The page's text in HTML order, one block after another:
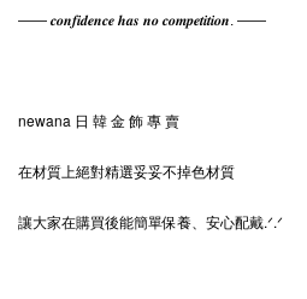
—— 𝒄𝒐𝒏𝒇𝒊𝒅𝒆𝒏𝒄𝒆 𝒉𝒂𝒔 𝒏𝒐 𝒄𝒐𝒎𝒑𝒆𝒕𝒊𝒕𝒊𝒐𝒏. ——
newana 日 韓 金 飾 專 賣
在材質上絕對精選妥妥不掉色材質
讓大家在購買後能簡單保養、安心配戴.ᐟ‪‪‪.ᐟ